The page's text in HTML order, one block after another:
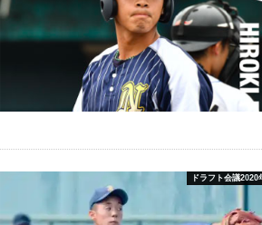
ドラフト会議2020